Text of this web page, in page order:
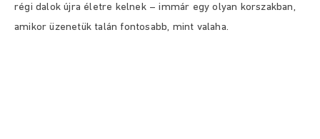
régi dalok újra életre kelnek – immár egy olyan korszakban,
amikor üzenetük talán fontosabb, mint valaha.